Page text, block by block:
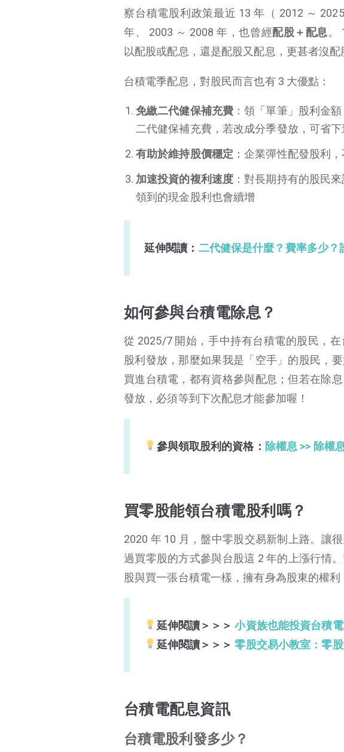
察台積電股利政策最近 13 年（ 2012 ～
年、 2003 ～ 2008 年，也曾經配股＋配息。
以配股或配息，還是配股又配息，更甚者沒
台積電季配息，對股民而言也有 3 大優點：
免繳二代健保補充費 ：領「單筆」股利金
二代健保補充費，若改成分季發放，可省
有助於維持股價穩定 ：企業彈性配發股利
加速投資的複利速度 ：對長期持有的股民
領到的現金股利也會續增
延伸閱讀： 二代健保是什麼？費率多少？
如何參與台積電除息？
從 2025/7 開始，手中持有台積電的股民，
股利發放，那麼如果我是「空手」的股民，
買進台積電，都有資格參與配息；但若在除
發放，必須等到下次配息才能參加喔！
參與領取股利的資格： 除權息 >> 除權
買零股能領台積電股利嗎？
2020 年 10 月，盤中零股交易新制上路。讓
過買零股的方式參與台股這 2 年的上漲行情
股與買一張台積電一樣，擁有身為股東的權利
延伸閱讀＞＞＞小資族也能投資台積
延伸閱讀＞＞＞零股交易小教室：零
台積電配息資訊
台積電股利發多少？